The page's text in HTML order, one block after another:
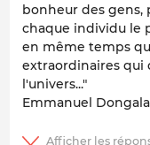
bonheur des gens,
chaque individu le
en même temps
extraordinaires qui
l'univers..."
Emmanuel Dongala